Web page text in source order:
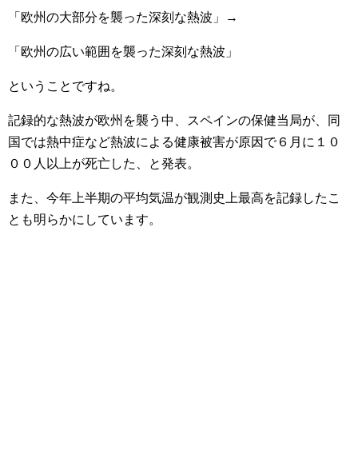
「欧州の大部分を襲った深刻な熱波」→
「欧州の広い範囲を襲った深刻な熱波」
ということですね。
記録的な熱波が欧州を襲う中、スペインの保健当局が、同
国では熱中症など熱波による健康被害が原因で６月に１０
００人以上が死亡した、と発表。
また、今年上半期の平均気温が観測史上最高を記録したこ
とも明らかにしています。